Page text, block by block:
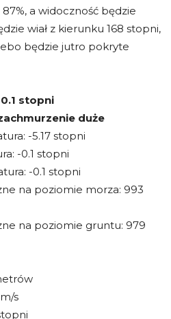
a widoczność będzie
wiał z kierunku 168 stopni,
będzie jutro pokryte
stopni
duże
-5.17 stopni
-0.1 stopni
-0.1 stopni
na poziomie morza: 993
na poziomie gruntu: 979
s